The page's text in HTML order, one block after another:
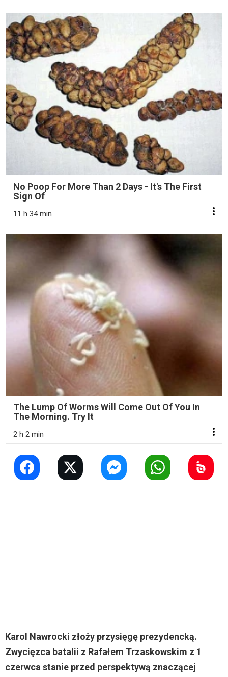
No Poop For More Than 2 Days - It's The First
Sign Of
11 h 34 min
The Lump Of Worms Will Come Out Of You In
The Morning. Try It
2 h 2 min
Karol Nawrocki złoży przysięgę prezydencką.
Zwycięzca batalii z Rafałem Trzaskowskim z 1
czerwca stanie przed perspektywą znaczącej